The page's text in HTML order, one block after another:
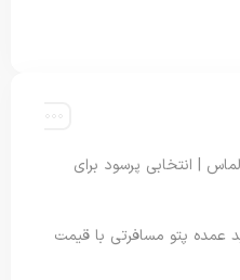
| انتخابی پرسود برای
عمده پتو مسافرتی با قیمت